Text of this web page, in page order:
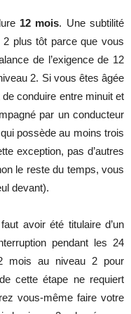
12 mois. Une subtilité
plus tôt parce que vous
de l’exigence de 12
2. Si vous êtes âgée
conduire entre minuit et
par un conducteur
possède au moins trois
exception, pas d’autres
le reste du temps, vous
devant).
avoir été titulaire d’un
pendant les 24
mois au niveau 2 pour
cette étape ne requiert
vous-même faire votre